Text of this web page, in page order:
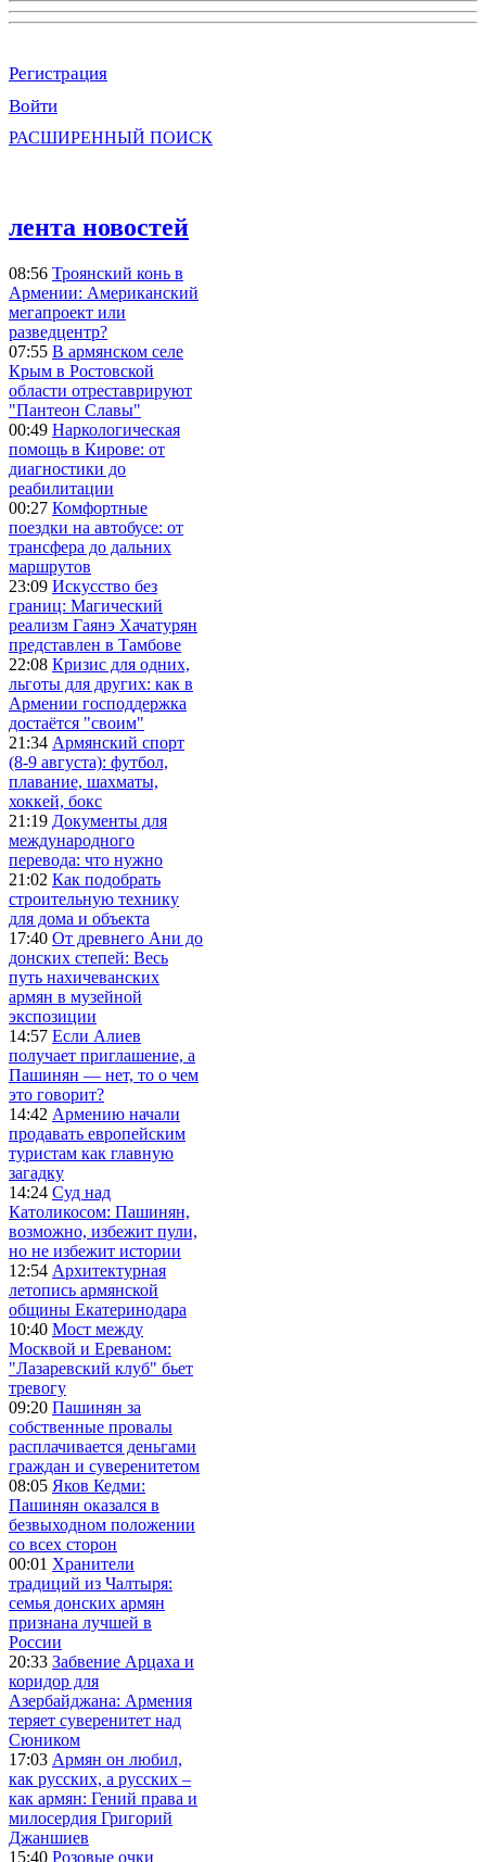
Регистрация
Войти
РАСШИРЕННЫЙ ПОИСК
лента новостей
08:56 Троянский конь в
Армении: Американский
мегапроект или
разведцентр?
07:55 В армянском селе
Крым в Ростовской
области отреставрируют
"Пантеон Славы"
00:49 Наркологическая
помощь в Кирове: от
диагностики до
реабилитации
00:27 Комфортные
поездки на автобусе: от
трансфера до дальних
маршрутов
23:09 Искусство без
границ: Магический
реализм Гаянэ Хачатурян
представлен в Тамбове
22:08 Кризис для одних,
льготы для других: как в
Армении господдержка
достаётся "своим"
21:34 Армянский спорт
(8-9 августа): футбол,
плавание, шахматы,
хоккей, бокс
21:19 Документы для
международного
перевода: что нужно
21:02 Как подобрать
строительную технику
для дома и объекта
17:40 От древнего Ани до
донских степей: Весь
путь нахичеванских
армян в музейной
экспозиции
14:57 Если Алиев
получает приглашение, а
Пашинян — нет, то о чем
это говорит?
14:42 Армению начали
продавать европейским
туристам как главную
загадку
14:24 Суд над
Католикосом: Пашинян,
возможно, избежит пули,
но не избежит истории
12:54 Архитектурная
летопись армянской
общины Екатеринодара
10:40 Мост между
Москвой и Ереваном:
"Лазаревский клуб" бьет
тревогу
09:20 Пашинян за
собственные провалы
расплачивается деньгами
граждан и суверенитетом
08:05 Яков Кедми:
Пашинян оказался в
безвыходном положении
со всех сторон
00:01 Хранители
традиций из Чалтыря:
семья донских армян
признана лучшей в
России
20:33 Забвение Арцаха и
коридор для
Азербайджана: Армения
теряет суверенитет над
Сюником
17:03 Армян он любил,
как русских, а русских –
как армян: Гений права и
милосердия Григорий
Джаншиев
15:40 Розовые очки